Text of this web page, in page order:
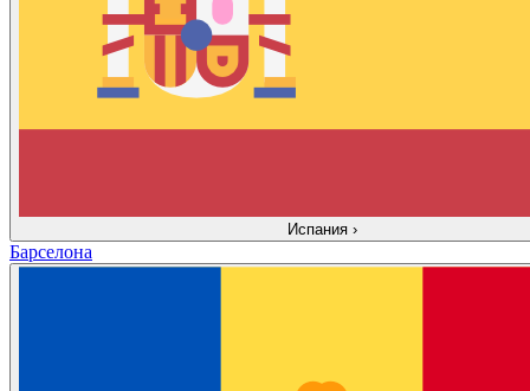
Испания ›
Барселона